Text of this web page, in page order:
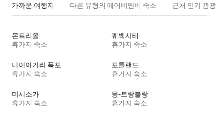
가까운 여행지 다른 유형의 에어비앤비 숙소 근처 인기 관광
몬트리올
휴가지 숙소
퀘벡시티
휴가지 숙소
나이아가라 폭포
휴가지 숙소
포틀랜드
휴가지 숙소
미시소가
휴가지 숙소
몽-트랑블랑
휴가지 숙소